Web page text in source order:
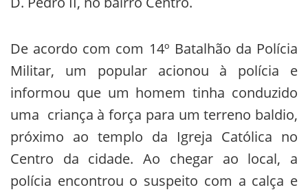
De acordo com com 14º Batalhão da Polícia
Militar, um popular acionou à polícia e
informou que um homem tinha conduzido
uma criança à força para um terreno baldio,
próximo ao templo da Igreja Católica no
Centro da cidade. Ao chegar ao local, a
polícia encontrou o suspeito com a calça e